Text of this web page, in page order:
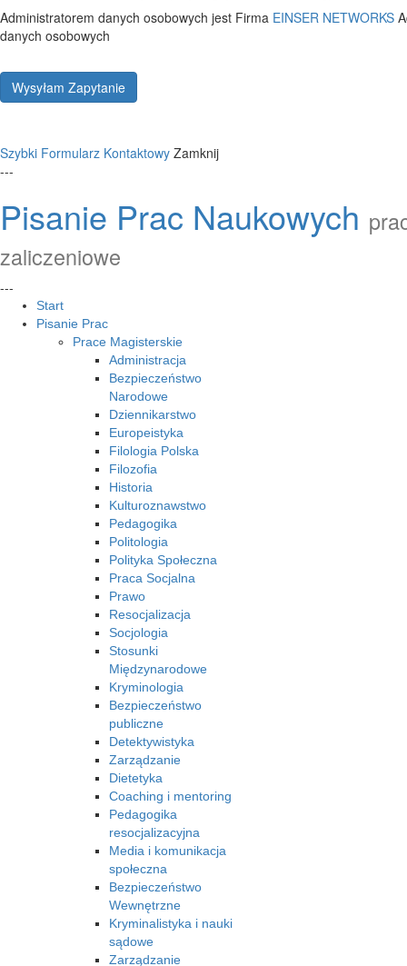
Administratorem danych osobowych jest Firma EINSER NETWORKS
danych osobowych
Wysyłam Zapytanie
Szybki Formularz Kontaktowy Zamknij
---
Pisanie Prac Naukowych
zaliczeniowe
---
Start
Pisanie Prac
Prace Magisterskie
Administracja
Bezpieczeństwo
Narodowe
Dziennikarstwo
Europeistyka
Filologia Polska
Filozofia
Historia
Kulturoznawstwo
Pedagogika
Politologia
Polityka Społeczna
Praca Socjalna
Prawo
Resocjalizacja
Socjologia
Stosunki
Międzynarodowe
Kryminologia
Bezpieczeństwo
publiczne
Detektywistyka
Zarządzanie
Dietetyka
Coaching i mentoring
Pedagogika
resocjalizacyjna
Media i komunikacja
społeczna
Bezpieczeństwo
Wewnętrzne
Kryminalistyka i nauki
sądowe
Zarządzanie